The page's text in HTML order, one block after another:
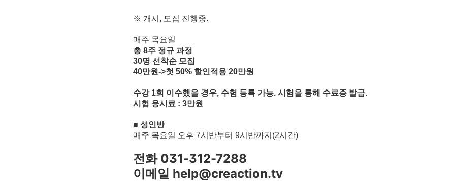
※ 개시 , 모집 진행중.
매주 목요일
총 8주 정규 과정
30명 선착순 모집
40만원->첫 50% 할인적용 20만원
수강 1회 이수했을 경우, 수험 등록 가능. 시험을 통해 수료증 발급.
시험 응시료 : 3만원
■ 성인반
매주 목요일 오후 7시반부터 9시반까지 (2시간)
전화 031-312-7288
이메일 help@creaction.tv